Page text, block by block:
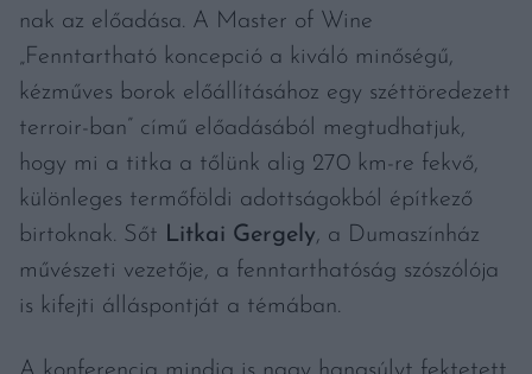
nak az előadása. A Master of Wine
„Fenntartható koncepció a kiváló minőségű,
kézműves borok előállításához egy széttöredezett
terroir-ban” című előadásából megtudhatjuk,
hogy mi a titka a tőlünk alig 270 km-re fekvő,
különleges termőföldi adottságokból építkező
birtoknak. Sőt Litkai Gergely, a Dumaszínház
művészeti vezetője, a fenntarthatóság szószólója
is kifejti álláspontját a témában.